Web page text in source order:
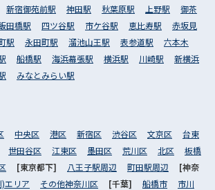
新宿御苑前駅 神田駅 秋葉原駅 上野駅
御茶
田橋駅 四ツ谷駅 市ケ谷駅 恵比寿駅
赤坂見
駅 永田町駅 溜池山王駅 表参道駅
六本木
船橋駅 海浜幕張駅 横浜駅 川崎駅
新横浜
みなとみらい駅
中央区 港区 新宿区 渋谷区 文京区
台東
世田谷区 江東区 墨田区 荒川区 北区
板橋
[東京都下] 八王子駅周辺 町田駅周辺
[神奈
エリア その他神奈川区 [千葉] 船橋市
市川